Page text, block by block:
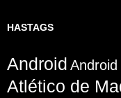
HASTAGS
Android Android
Atlético de